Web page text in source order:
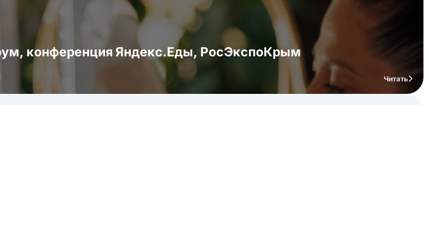
конференция Яндекс.Еды, РосЭкспоКрым
Читать